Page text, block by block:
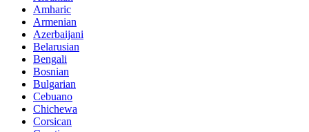
Amharic
Armenian
Azerbaijani
Belarusian
Bengali
Bosnian
Bulgarian
Cebuano
Chichewa
Corsican